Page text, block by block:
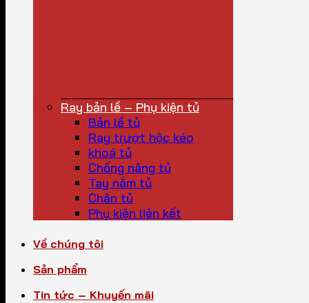
Ray bản lề – Phụ kiện tủ
Bản lề tủ
Ray trượt hộc kéo
khoá tủ
Chống nâng tủ
Tay nắm tủ
Chân tủ
Phụ kiện liên kết
Về chúng tôi
Sản phẩm
Tin tức – Khuyến mãi